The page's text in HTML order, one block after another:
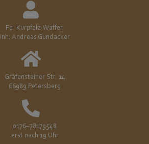
Fa. Kurpfalz-Waffen
Inh. Andreas Gundacker
Gräfensteiner Str. 14
66989 Petersberg
0176–78179548
erst nach 19 Uhr